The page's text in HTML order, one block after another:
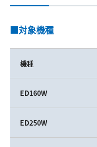
■対象機種
機種
ED160W
ED250W